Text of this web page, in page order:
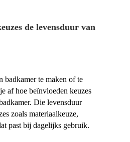
de levensduur van
badkamer te maken of te
af hoe beïnvloeden keuzes
Die levensduur
zoals materiaalkeuze,
past bij dagelijks gebruik.​